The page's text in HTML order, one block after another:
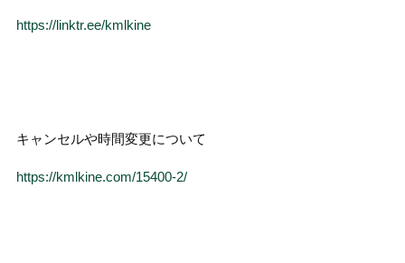
https://linktr.ee/kmlkine
キャンセルや時間変更について
https://kmlkine.com/15400-2/